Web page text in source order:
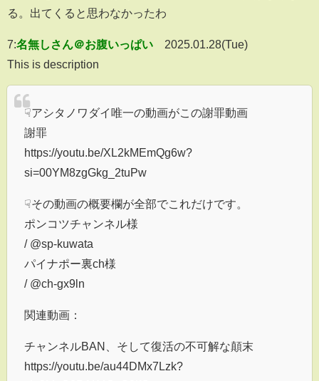
る。出てくると思わなかったわ
7:名無しさん＠お腹いっぱい
2025.01.28(Tue)
This is description
☟アシタノワダイ唯一の動画がこの謝罪動画
謝罪
https://youtu.be/XL2kMEmQg6w?
si=00YM8zgGkg_2tuPw
☟その動画の概要欄が全部でこれだけです。
ポンコツチャンネル様
/ @sp-kuwata
パイナポー裏ch様
/ @ch-gx9ln
関連動画：
チャンネルBAN、そして復活の不可解な顛末
https://youtu.be/au44DMx7Lzk?